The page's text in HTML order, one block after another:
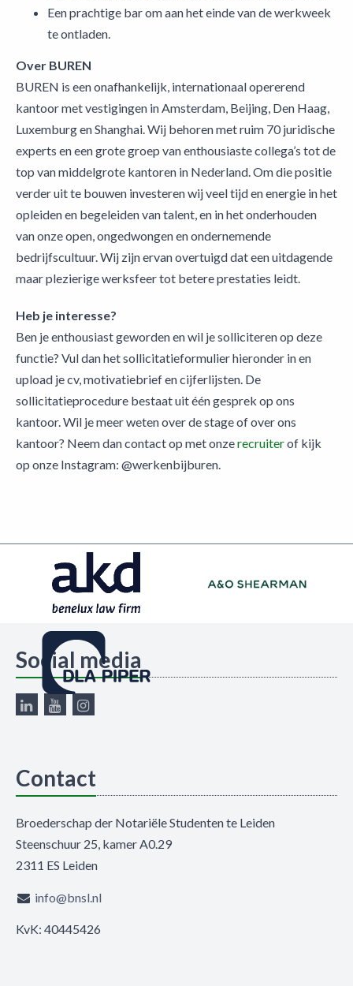
Een prachtige bar om aan het einde van de werkweek
te ontladen.
Over BUREN
BUREN is een onafhankelijk, internationaal opererend
kantoor met vestigingen in Amsterdam, Beijing, Den Haag,
Luxemburg en Shanghai. Wij behoren met ruim 70 juridische
experts en een grote groep van enthousiaste collega’s tot de
top van middelgrote kantoren in Nederland. Om die positie
verder uit te bouwen investeren wij veel tijd en energie in het
opleiden en begeleiden van talent, en in het onderhouden
van onze open, ongedwongen en ondernemende
bedrijfscultuur. Wij zijn ervan overtuigd dat een uitdagende
maar plezierige werksfeer tot betere prestaties leidt.
Heb je interesse?
Ben je enthousiast geworden en wil je solliciteren op deze
functie? Vul dan het sollicitatieformulier hieronder in en
upload je cv, motivatiebrief en cijferlijsten. De
sollicitatieprocedure bestaat uit één gesprek op ons
kantoor. Wil je meer weten over de stage of over ons
kantoor? Neem dan contact op met onzerecruiterof kijk
op onze Instagram: @werkenbijburen.
Social media
Contact
Broederschap der Notariële Studenten te Leiden
Steenschuur 25, kamer A0.29
2311 ES Leiden
info@bnsl.nl
KvK: 40445426